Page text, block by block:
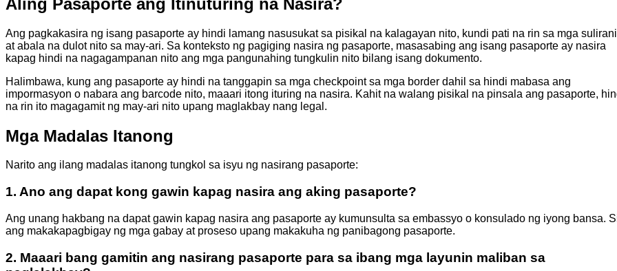
Ang pagkakasira ng isang pasaporte ay hindi lamang nasusukat sa pisikal na kalagayan nito, kundi pati na rin sa mga
at abala na dulot nito sa may-ari. Sa konteksto ng pagiging nasira ng pasaporte, masasabing ang isang pasaporte ay nasira
kapag hindi na nagagampanan nito ang mga pangunahing tungkulin nito bilang isang dokumento.
Halimbawa, kung ang pasaporte ay hindi na tanggapin sa mga checkpoint sa mga border dahil sa hindi mabasa ang
impormasyon o nabara ang barcode nito, maaari itong ituring na nasira. Kahit na walang pisikal na pinsala ang pasaporte,
na rin ito magagamit ng may-ari nito upang maglakbay nang legal.
Mga Madalas Itanong
Narito ang ilang madalas itanong tungkol sa isyu ng nasirang pasaporte:
1. Ano ang dapat kong gawin kapag nasira ang aking pasaporte?
Ang unang hakbang na dapat gawin kapag nasira ang pasaporte ay kumunsulta sa embassyo o konsulado ng iyong bansa.
ang makakapagbigay ng mga gabay at proseso upang makakuha ng panibagong pasaporte.
2. Maaari bang gamitin ang nasirang pasaporte para sa ibang mga layunin maliban sa